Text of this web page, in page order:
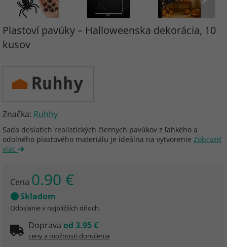
Plastoví pavúky – Halloweenska dekorácia, 10
kusov
Značka: Ruhhy
Sada desiatich realistických čiernych pavúkov z ľahkého a
odolného plastového materiálu je ideálna na vytvorenie Zobraziť
viac
Cena 0.90 €
Skladom
Odoslanie v najbližších dňoch.
Doprava od 3.95 €
ceny a možnosti doručenia